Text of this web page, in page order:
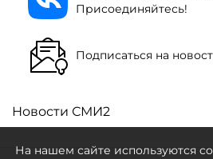
Присоединяйтесь!
Подписаться на
Новости СМИ2
На нашем сайте используются